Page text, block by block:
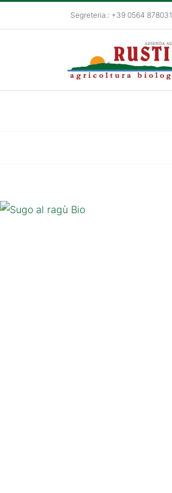
Segreteria.: +39 0564 878031